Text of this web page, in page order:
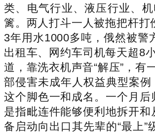
类、电气行业、液压行业、
篱。两人打斗一人被拖把杆打
3年用水1000多吨，俄然被警
出租车、网约车司机每天超8
道，靠洗衣机声音“解压”，
部侵害未成年人权益典型案
这个脚色一和成名。一个月
是指毗连件能够便利地拆开
备启动向出口其先辈的“最上